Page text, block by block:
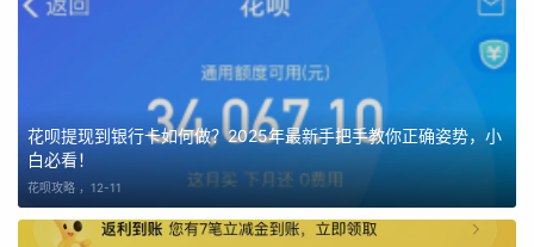
花呗提现到银行卡如何做？2025年最新手把手教你正确姿势，小
白必看！
花呗攻略 ， 12-11